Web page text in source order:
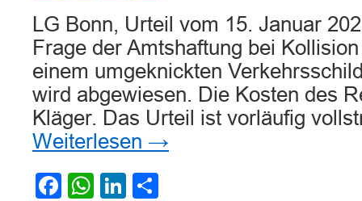
LG Bonn, Urteil vom 15. Januar
Frage der Amtshaftung bei
einem umgeknickten
wird abgewiesen. Die Kosten des
Kläger. Das Urteil ist vorläufig
Weiterlesen →
Facebook
WhatsApp
LinkedIn